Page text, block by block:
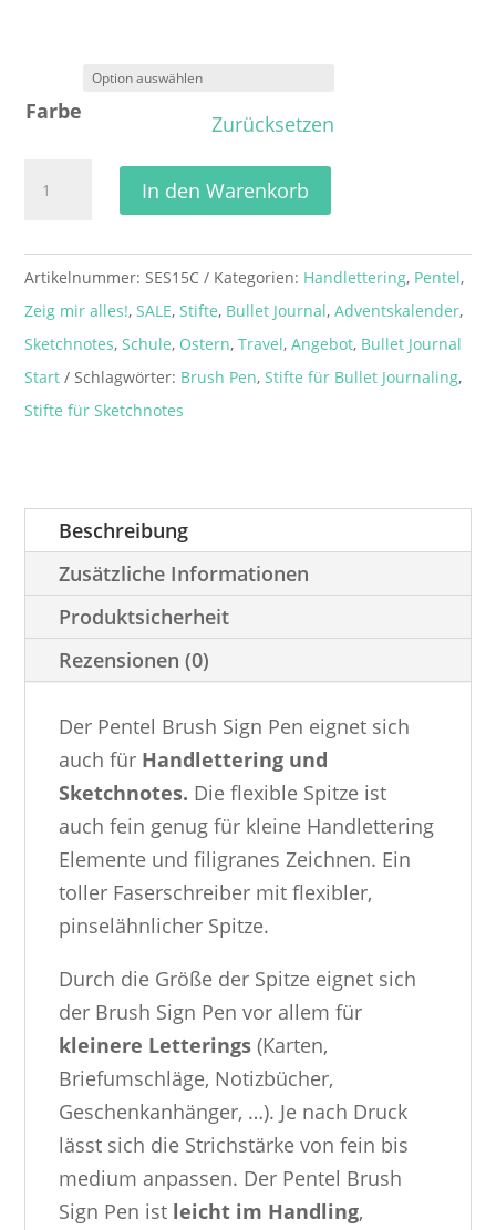
Farbe
Zurücksetzen
Pen
Menge
In den Warenkorb
Artikelnummer:SES15C Kategorien: Handlettering, Pentel,
Zeig mir alles!,SALE,Stifte, Bullet Journal,Adventskalender,
Sketchnotes,Schule, Ostern,Travel,Angebot, Bullet Journal
Start
Schlagwörter: Brush Pen,Stifte für Bullet Journaling,
Stifte für Sketchnotes
Beschreibung
Zusätzliche Informationen
Produktsicherheit
Rezensionen (0)
Der Pentel Brush Sign Pen eignet sich
auch für Handlettering und
Sketchnotes. Die flexible Spitze ist
auch fein genug für kleine Handlettering
Elemente und filigranes Zeichnen. Ein
toller Faserschreiber mit flexibler,
pinselähnlicher Spitze.
Durch die Größe der Spitze eignet sich
der Brush Sign Pen vor allem für
kleinere Letterings (Karten,
Briefumschläge, Notizbücher,
Geschenkanhänger, …). Je nach Druck
lässt sich die Strichstärke von fein bis
medium anpassen. Der Pentel Brush
Sign Pen ist leicht im Handling,